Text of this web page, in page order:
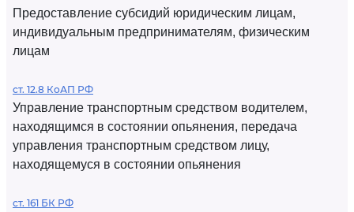
Предоставление субсидий юридическим лицам,
индивидуальным предпринимателям, физическим
лицам
ст. 12.8 КоАП РФ
Управление транспортным средством водителем,
находящимся в состоянии опьянения, передача
управления транспортным средством лицу,
находящемуся в состоянии опьянения
ст. 161 БК РФ